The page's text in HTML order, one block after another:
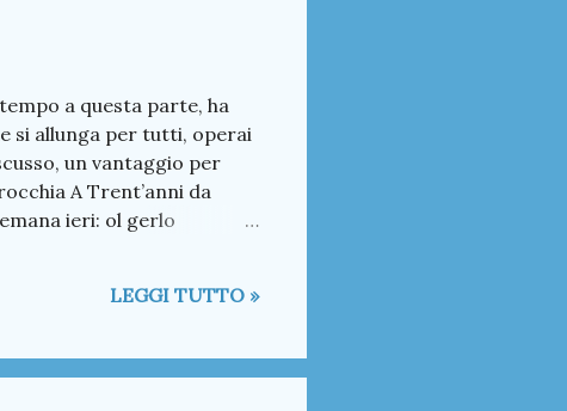
a questa parte, ha
si allunga per tutti, operai
un vantaggio per
A Trent’anni da
ieri: ol gerlo
LEGGI TUTTO »